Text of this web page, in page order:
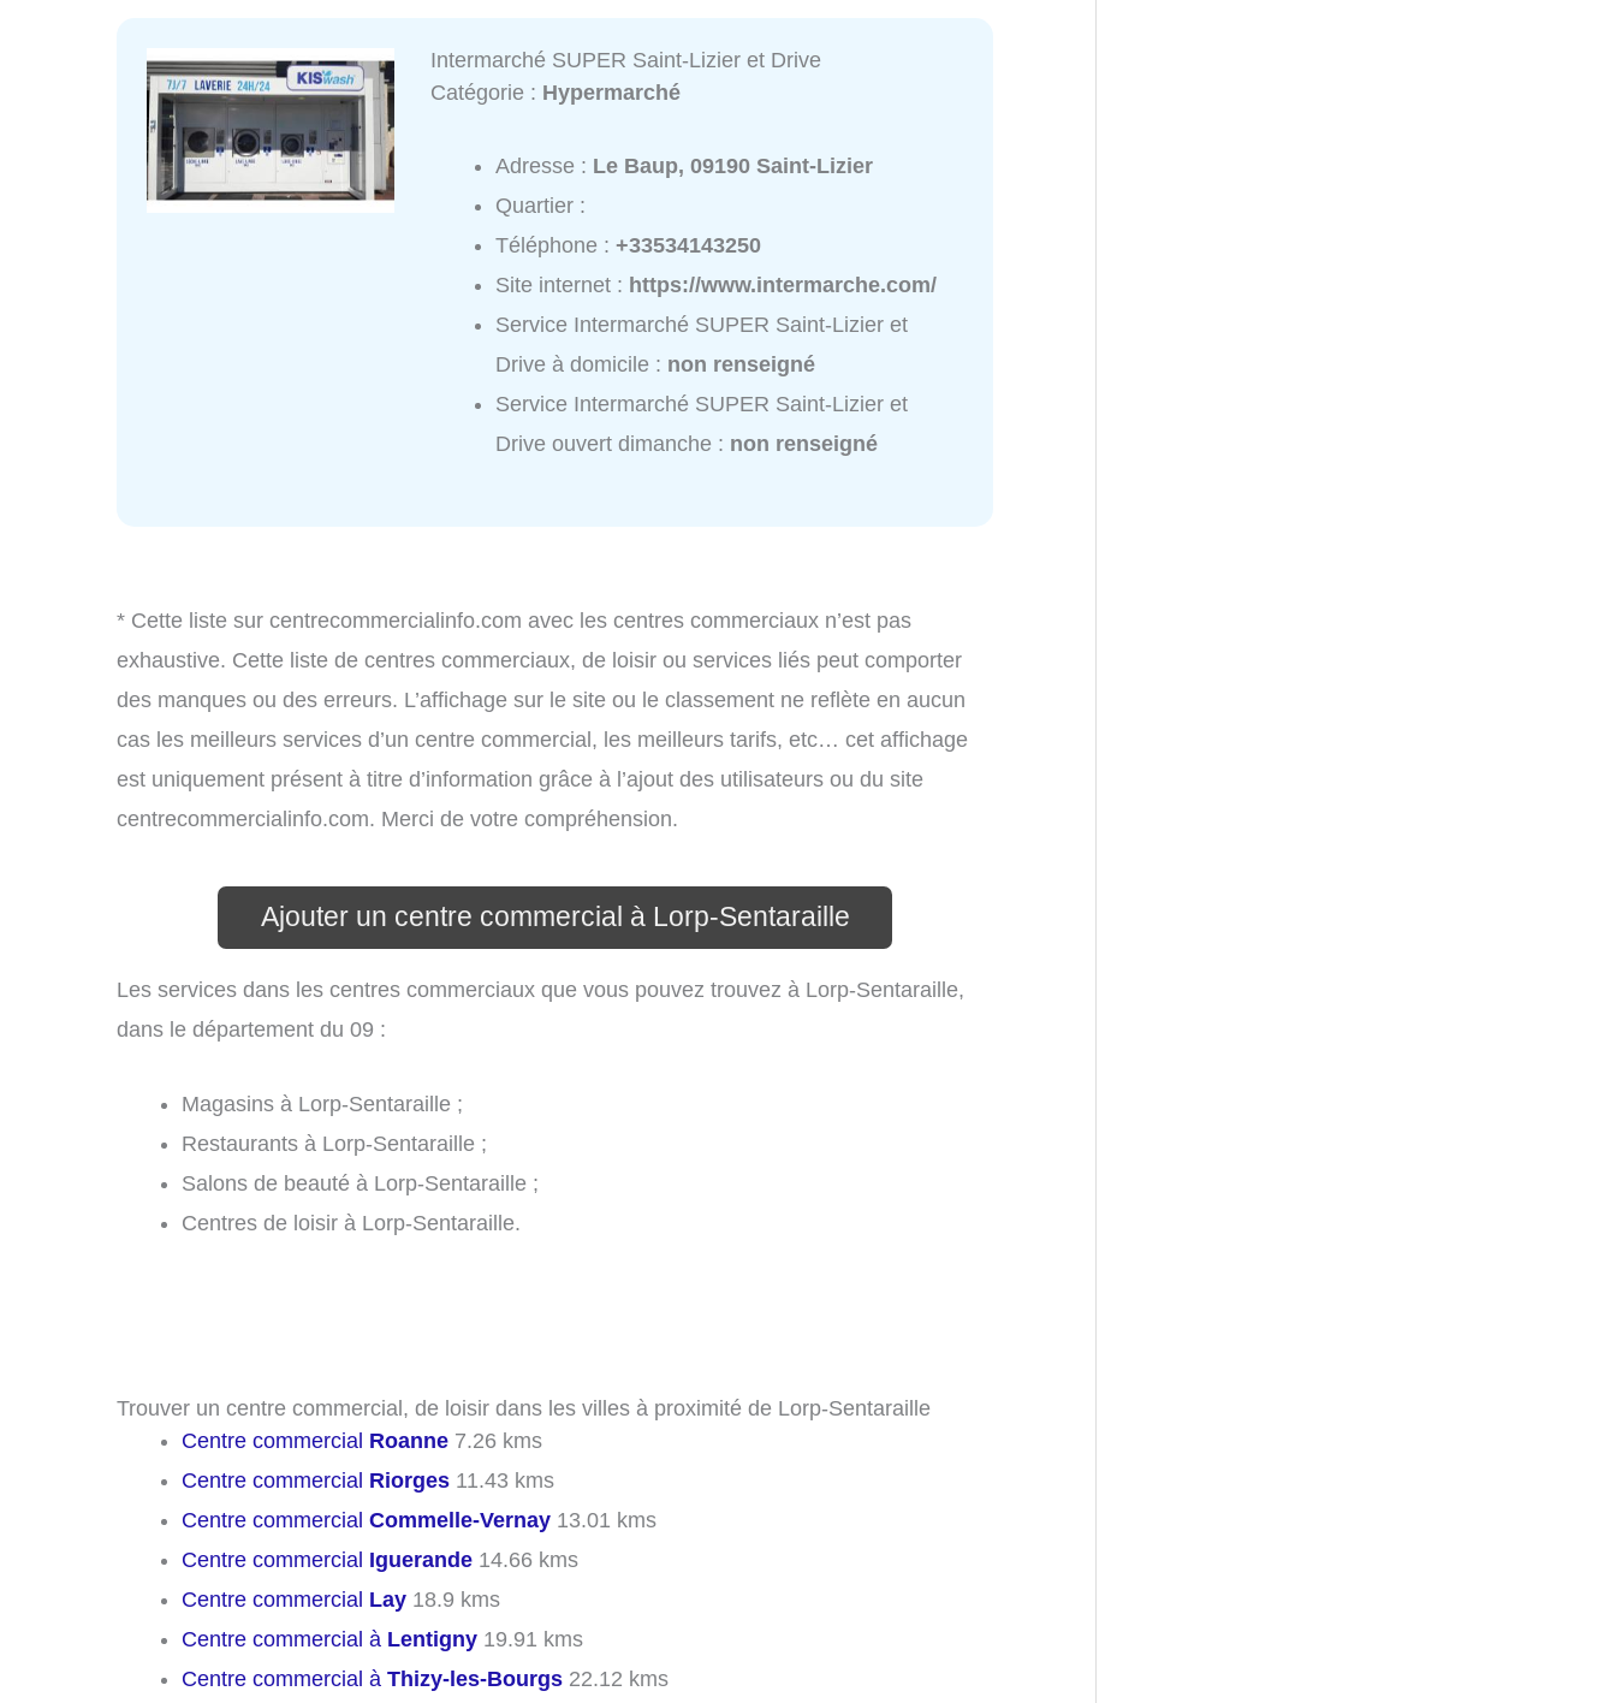
Intermarché SUPER Saint-Lizier et Drive
Catégorie : Hypermarché
Adresse : Le Baup, 09190 Saint-Lizier
Quartier :
Téléphone :+33534143250
Site internet : https://www.intermarche.com/
Service Intermarché SUPER Saint-Lizier et
Drive à domicile : non renseigné
Service Intermarché SUPER Saint-Lizier et
Drive ouvert dimanche : non renseigné
* Cette liste sur centrecommercialinfo.com avec les centres commerciaux n’est pas
exhaustive. Cette liste de centres commerciaux, de loisir ou services liés peut comporter
des manques ou des erreurs. L’affichage sur le site ou le classement ne reflète en aucun
cas les meilleurs services d’un centre commercial, les meilleurs tarifs, etc… cet affichage
est uniquement présent à titre d’information grâce à l’ajout des utilisateurs ou du site
centrecommercialinfo.com. Merci de votre compréhension.
Ajouter un centre commercial à Lorp-Sentaraille
Les services dans les centres commerciaux que vous pouvez trouvez à Lorp-Sentaraille,
dans le département du 09 :
Magasins à Lorp-Sentaraille ;
Restaurants à Lorp-Sentaraille ;
Salons de beauté à Lorp-Sentaraille ;
Centres de loisir à Lorp-Sentaraille.
Trouver un centre commercial, de loisir dans les villes à proximité de Lorp-Sentaraille
Centre commercial Roanne 7.26 kms
Centre commercial Riorges 11.43 kms
Centre commercial Commelle-Vernay 13.01 kms
Centre commercial Iguerande 14.66 kms
Centre commercial Lay 18.9 kms
Centre commercial à Lentigny 19.91 kms
Centre commercial à Thizy-les-Bourgs 22.12 kms